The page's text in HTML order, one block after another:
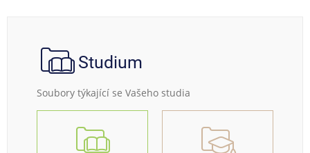
Studium
Soubory týkající se Vašeho studia